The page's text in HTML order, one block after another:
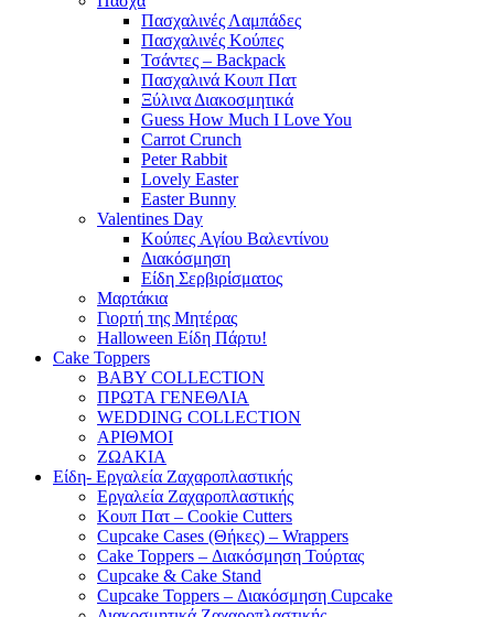
Πασχαλινές Λαμπάδες
Πασχαλινές Κούπες
Τσάντες – Backpack
Πασχαλινά Κουπ Πατ
Ξύλινα Διακοσμητικά
Guess How Much I Love You
Carrot Crunch
Peter Rabbit
Lovely Easter
Easter Bunny
Valentines Day
Κούπες Aγίου Βαλεντίνου
Διακόσμηση
Είδη Σερβιρίσματος
Μαρτάκια
Γιορτή της Μητέρας
Halloween Είδη Πάρτυ!
Cake Toppers
BABY COLLECTION
ΠΡΩΤΑ ΓΕΝΕΘΛΙΑ
WEDDING COLLECTION
ΑΡΙΘΜΟΙ
ΖΩΑΚΙΑ
Είδη- Εργαλεία Ζαχαροπλαστικής
Εργαλεία Ζαχαροπλαστικής
Κουπ Πατ – Cookie Cutters
Cupcake Cases (Θήκες) – Wrappers
Cake Toppers – Διακόσμηση Τούρτας
Cupcake & Cake Stand
Cupcake Toppers – Διακόσμηση Cupcake